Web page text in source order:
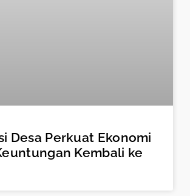
Desa Perkuat Ekonomi
Kembali ke